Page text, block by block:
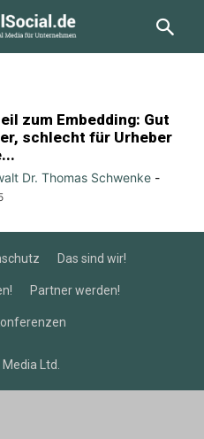
zum Embedding: Gut
schlecht für Urheber
Dr. Thomas Schwenke -
Das sind wir!
Partner werden!
Ltd.